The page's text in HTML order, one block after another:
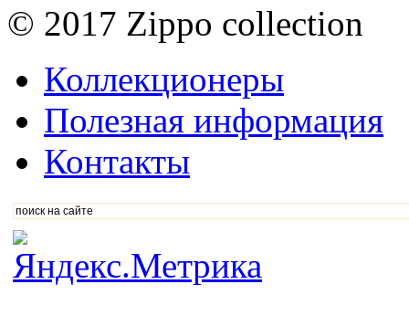
© 2017 Zippo collection
Коллекционеры
Полезная информация
Контакты